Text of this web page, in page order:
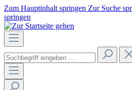
Zum Hauptinhalt springen Zur Suche
springen